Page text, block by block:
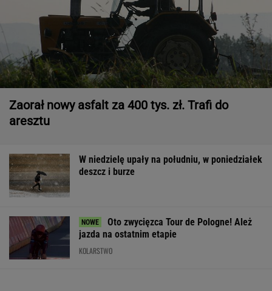
Zaorał nowy asfalt za 400 tys. zł. Trafi do
aresztu
W niedzielę upały na południu, w poniedziałek
deszcz i burze
Oto zwycięzca Tour de Pologne! Ależ
jazda na ostatnim etapie
KOLARSTWO